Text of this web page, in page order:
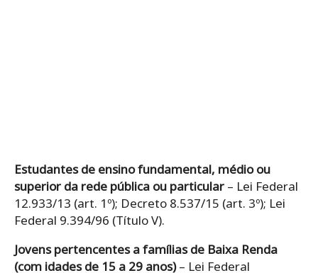
Estudantes de ensino fundamental, médio ou
superior da rede pública ou particular – Lei Federal
12.933/13 (art. 1º); Decreto 8.537/15 (art. 3º); Lei
Federal 9.394/96 (Título V).
Jovens pertencentes a famílias de Baixa Renda
(com idades de 15 a 29 anos)– Lei Federal